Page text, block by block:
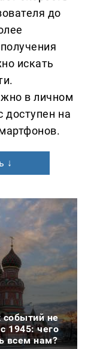
до
искать
в личном
доступен на
↓
событий не
1945: чего
всем нам?